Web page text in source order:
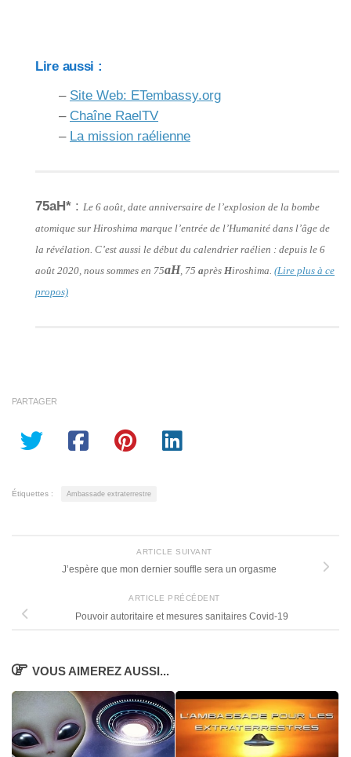
Lire aussi :
– Site Web: ETembassy.org
– Chaîne RaelTV
– La mission raélienne
75aH* : Le 6 août, date anniversaire de l’explosion de la bombe
atomique sur Hiroshima marque l’entrée de l’Humanité dans l’âge de
la révélation. C’est aussi le début du calendrier raélien : depuis le 6
août 2020, nous sommes en 75aH , 75 après Hiroshima. (Lire plus à ce
propos)
PARTAGER
Étiquettes : Ambassade extraterrestre
ARTICLE SUIVANT
J’espère que mon dernier souffle sera un orgasme
ARTICLE PRÉCÉDENT
Pouvoir autoritaire et mesures sanitaires Covid-19
VOUS AIMEREZ AUSSI...